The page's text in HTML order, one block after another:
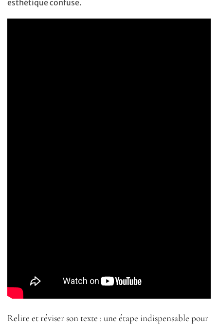
esthétique confuse.
Relire et réviser son texte : une étape indispensable pour